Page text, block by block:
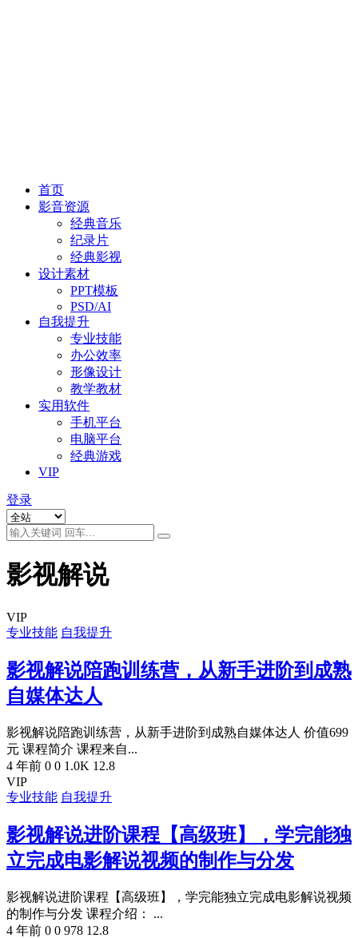
首页
影音资源
经典音乐
纪录片
经典影视
设计素材
PPT模板
PSD/AI
自我提升
专业技能
办公效率
形像设计
教学教材
实用软件
手机平台
电脑平台
经典游戏
VIP
登录
影视解说
VIP
专业技能 自我提升
影视解说陪跑训练营，从新手进阶到成熟
自媒体达人
影视解说陪跑训练营，从新手进阶到成熟自媒体达人 价值699
元 课程简介 课程来自...
4 年前 0 0 1.0K 12.8
VIP
专业技能 自我提升
影视解说进阶课程【高级班】，学完能独
立完成电影解说视频的制作与分发
影视解说进阶课程【高级班】，学完能独立完成电影解说视频
的制作与分发 课程介绍： ...
4 年前 0 0 978 12.8